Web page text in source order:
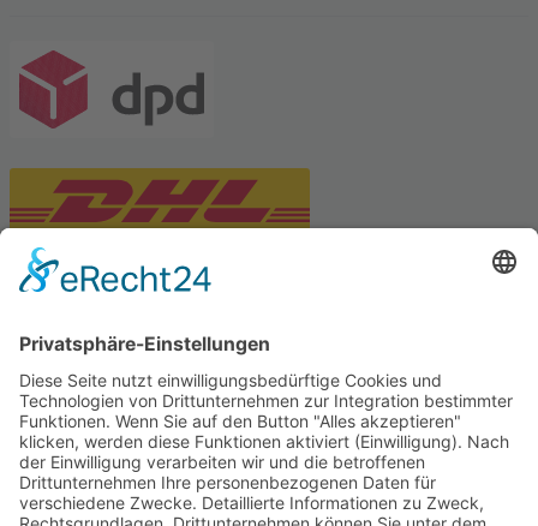
Tekal – Textile Lebensqualität
Exklusive moderne & Orientteppiche
Feuerwerk XXL
Pyrotechnik online bestellen